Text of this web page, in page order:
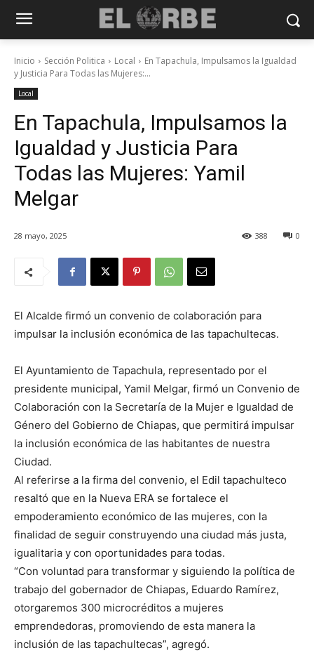
Inicio Sección Politica Local
En Tapachula, Impulsamos la Igualdad
y Justicia Para Todas las Mujeres:...
Local
En Tapachula, Impulsamos la
Igualdad y Justicia Para
Todas las Mujeres: Yamil
Melgar
28 mayo, 2025 0
388
El Alcalde firmó un convenio de colaboración para
impulsar la inclusión económica de las tapachultecas.
El Ayuntamiento de Tapachula, representado por el
presidente municipal, Yamil Melgar, firmó un Convenio de
Colaboración con la Secretaría de la Mujer e Igualdad de
Género del Gobierno de Chiapas, que permitirá impulsar
la inclusión económica de las habitantes de nuestra
Ciudad.
Al referirse a la firma del convenio, el Edil tapachulteco
resaltó que en la Nueva ERA se fortalece el
empoderamiento económico de las mujeres, con la
finalidad de seguir construyendo una ciudad más justa,
igualitaria y con oportunidades para todas.
“Con voluntad para transformar y siguiendo la política de
trabajo del gobernador de Chiapas, Eduardo Ramírez,
otorgaremos 300 microcréditos a mujeres
emprendedoras, promoviendo de esta manera la
inclusión de las tapachultecas”, agregó.